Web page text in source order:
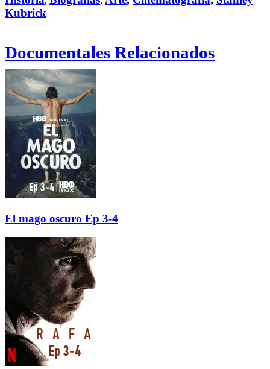
Kubrick
Documentales Relacionados
El mago oscuro Ep 3-4